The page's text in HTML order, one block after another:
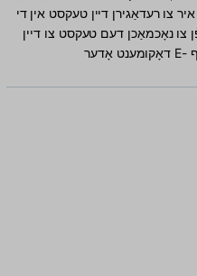
צו רעדאַגירן דיין טעקסט אין די
צו נאָכמאַכן דעם טעקסט צו דיין